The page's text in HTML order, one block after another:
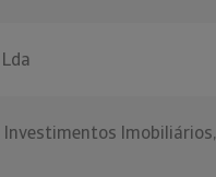
Investimentos Imobiliários,